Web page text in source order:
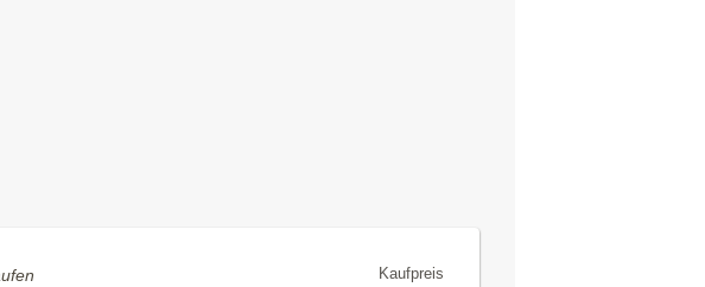
Kaufpreis